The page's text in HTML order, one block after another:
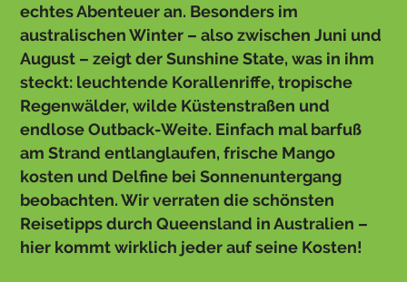
echtes Abenteuer an. Besonders im
australischen Winter – also zwischen Juni und
August – zeigt der Sunshine State, was in ihm
steckt: leuchtende Korallenriffe, tropische
Regenwälder, wilde Küstenstraßen und
endlose Outback-Weite. Einfach mal barfuß
am Strand entlanglaufen, frische Mango
kosten und Delfine bei Sonnenuntergang
beobachten. Wir verraten die schönsten
Reisetipps durch Queensland in Australien –
hier kommt wirklich jeder auf seine Kosten!